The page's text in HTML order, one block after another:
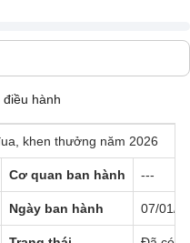
hành
khen thưởng năm 2026
Cơ quan ban hành ---
Ngày ban hành 07/01/